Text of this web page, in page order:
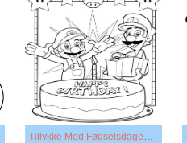
Tillykke Med Fødselsdagen Mario